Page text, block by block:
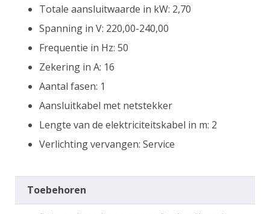
Totale aansluitwaarde in kW: 2,70
Spanning in V: 220,00-240,00
Frequentie in Hz: 50
Zekering in A: 16
Aantal fasen: 1
Aansluitkabel met netstekker
Lengte van de elektriciteitskabel in m: 2
Verlichting vervangen: Service
Toebehoren